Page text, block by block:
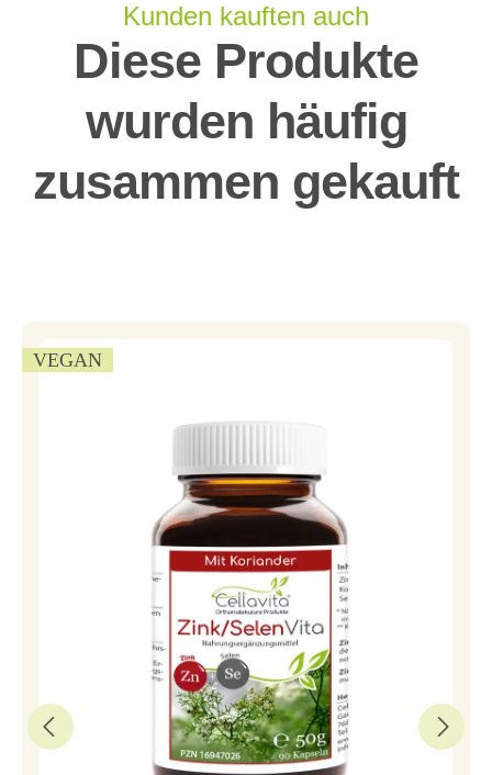
Kunden kauften auch
Diese Produkte
wurden häufig
zusammen gekauft
VEGAN